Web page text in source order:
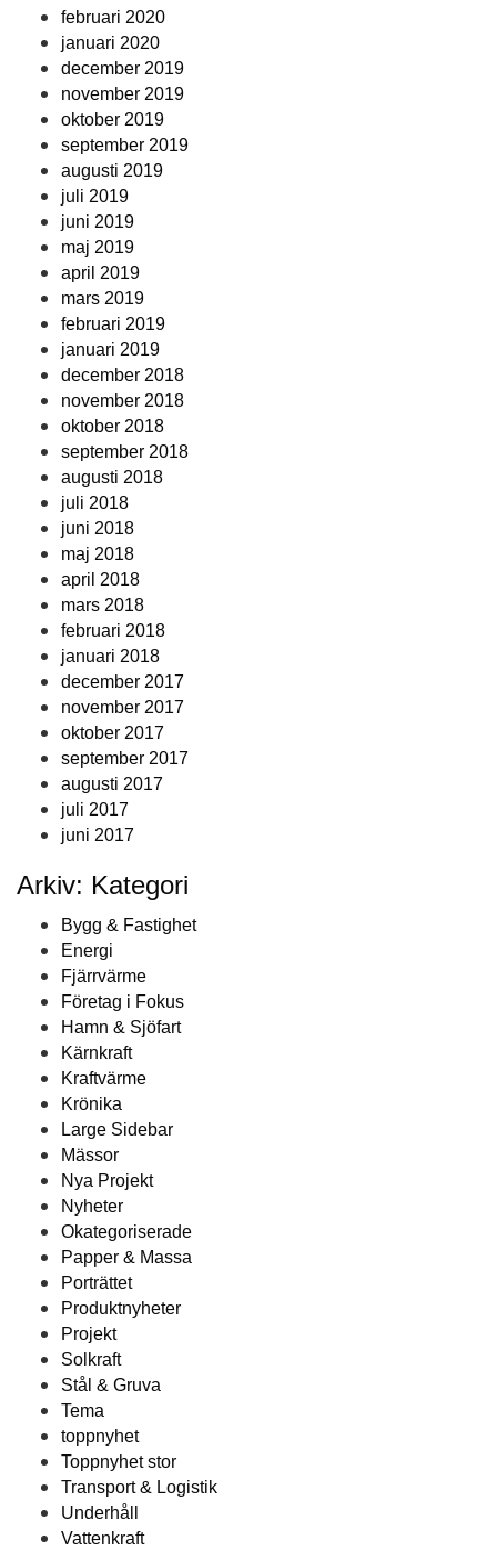
februari 2020
januari 2020
december 2019
november 2019
oktober 2019
september 2019
augusti 2019
juli 2019
juni 2019
maj 2019
april 2019
mars 2019
februari 2019
januari 2019
december 2018
november 2018
oktober 2018
september 2018
augusti 2018
juli 2018
juni 2018
maj 2018
april 2018
mars 2018
februari 2018
januari 2018
december 2017
november 2017
oktober 2017
september 2017
augusti 2017
juli 2017
juni 2017
Arkiv: Kategori
Bygg & Fastighet
Energi
Fjärrvärme
Företag i Fokus
Hamn & Sjöfart
Kärnkraft
Kraftvärme
Krönika
Large Sidebar
Mässor
Nya Projekt
Nyheter
Okategoriserade
Papper & Massa
Porträttet
Produktnyheter
Projekt
Solkraft
Stål & Gruva
Tema
toppnyhet
Toppnyhet stor
Transport & Logistik
Underhåll
Vattenkraft